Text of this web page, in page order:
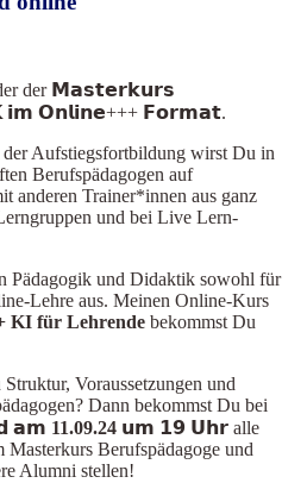
der 𝗠𝗮𝘀𝘁𝗲𝗿𝗸𝘂𝗿𝘀
𝗢𝗻𝗹𝗶𝗻𝗲+++ 𝗙𝗼𝗿𝗺𝗮𝘁.
der Aufstiegsfortbildung wirst Du in
Berufspädagogen auf
anderen Trainer*innen aus ganz
und bei Live Lern-
Pädagogik und Didaktik sowohl für
Lehre aus. Meinen Online-Kurs
KI für Lehrende bekommst Du
Voraussetzungen und
Dann bekommst Du bei
𝗮𝗺 11.09.24 𝘂𝗺 𝟭𝟵 𝗨𝗵𝗿 alle
Berufspädagoge und
Alumni stellen!